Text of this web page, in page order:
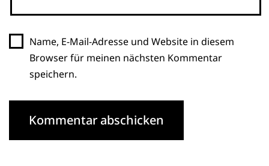
Name, E-Mail-Adresse und Website in diesem
Browser für meinen nächsten Kommentar
speichern.